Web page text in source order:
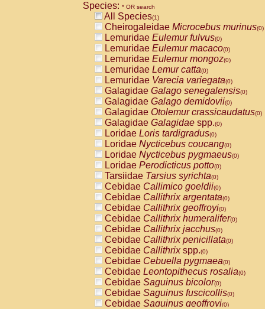
Species: * OR search
All Species(1)
Cheirogaleidae Microcebus murinus(0)
Lemuridae Eulemur fulvus(0)
Lemuridae Eulemur macaco(0)
Lemuridae Eulemur mongoz(0)
Lemuridae Lemur catta(0)
Lemuridae Varecia variegata(0)
Galagidae Galago senegalensis(0)
Galagidae Galago demidovii(0)
Galagidae Otolemur crassicaudatus(0)
Galagidae Galagidae spp.(0)
Loridae Loris tardigradus(0)
Loridae Nycticebus coucang(0)
Loridae Nycticebus pygmaeus(0)
Loridae Perodicticus potto(0)
Tarsiidae Tarsius syrichta(0)
Cebidae Callimico goeldii(0)
Cebidae Callithrix argentata(0)
Cebidae Callithrix geoffroyi(0)
Cebidae Callithrix humeralifer(0)
Cebidae Callithrix jacchus(0)
Cebidae Callithrix penicillata(0)
Cebidae Callithrixspp.(0)
Cebidae Cebuella pygmaea(0)
Cebidae Leontopithecus rosalia(0)
Cebidae Saguinus bicolor(0)
Cebidae Saguinus fuscicollis(0)
Cebidae Saguinus geoffroyi(0)